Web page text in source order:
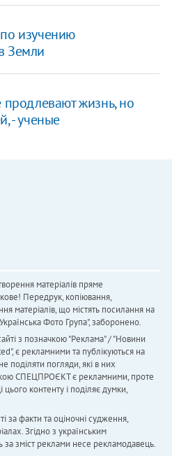
изучению
Земли
жизнь, но
- ученые
матеріалів пряме
Передрук, копіювання,
матеріалів, що містять посилання на
Фото Група", заборонено.
з позначкою "Реклама" / "Новини
є рекламними та публікуються на
поділяти погляди, які в них
СПЕЦПРОЄКТ є рекламними, проте
цього контенту і поділяє думки,
за факти та оціночні судження,
Згідно з українським
за зміст реклами несе рекламодавець.